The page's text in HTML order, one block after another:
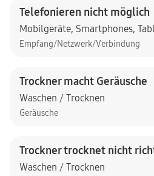
Telefonieren nicht möglich
Mobilgeräte, Smartphones,
Empfang/Netzwerk/Verbindung
Trockner macht Geräusche
Waschen / Trocknen
Geräusche
Trockner trocknet nicht
Waschen / Trocknen